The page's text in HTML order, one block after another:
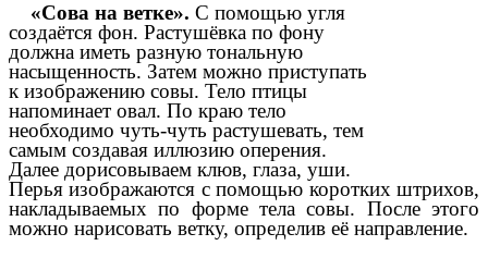
«Сова на ветке». С помощью угля
создаётся фон. Растушёвка по фону
должна иметь разную тональную
насыщенность. Затем можно приступать
к изображению совы. Тело птицы
напоминает овал. По краю тело
необходимо чуть-чуть растушевать, тем
самым создавая иллюзию оперения.
Далее дорисовываем клюв, глаза, уши.
Перья изображаются с помощью коротких штрихов,
накладываемых по форме тела совы. После этого
можно нарисовать ветку, определив её направление.